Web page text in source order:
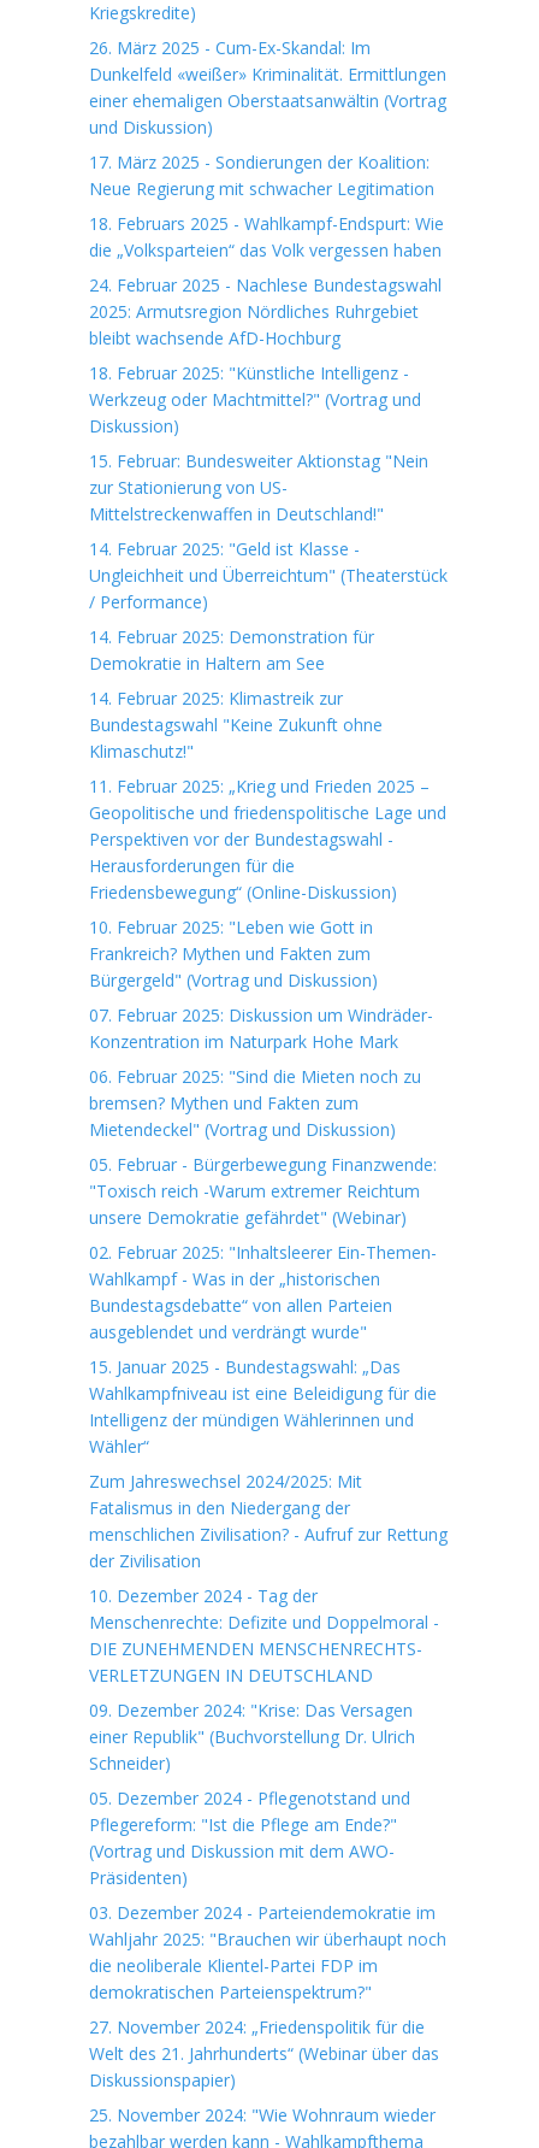
Kriegskredite)
26. März 2025 - Cum-Ex-Skandal: Im
Dunkelfeld «weißer» Kriminalität. Ermittlungen
einer ehemaligen Oberstaatsanwältin (Vortrag
und Diskussion)
17. März 2025 - Sondierungen der Koalition:
Neue Regierung mit schwacher Legitimation
18. Februars 2025 - Wahlkampf-Endspurt: Wie
die „Volksparteien“ das Volk vergessen haben
24. Februar 2025 - Nachlese Bundestagswahl
2025: Armutsregion Nördliches Ruhrgebiet
bleibt wachsende AfD-Hochburg
18. Februar 2025: "Künstliche Intelligenz -
Werkzeug oder Machtmittel?" (Vortrag und
Diskussion)
15. Februar: Bundesweiter Aktionstag "Nein
zur Stationierung von US-
Mittelstreckenwaffen in Deutschland!"
14. Februar 2025: "Geld ist Klasse -
Ungleichheit und Überreichtum" (Theaterstück
/ Performance)
14. Februar 2025: Demonstration für
Demokratie in Haltern am See
14. Februar 2025: Klimastreik zur
Bundestagswahl "Keine Zukunft ohne
Klimaschutz!"
11. Februar 2025: „Krieg und Frieden 2025 –
Geopolitische und friedenspolitische Lage und
Perspektiven vor der Bundestagswahl -
Herausforderungen für die
Friedensbewegung“ (Online-Diskussion)
10. Februar 2025: "Leben wie Gott in
Frankreich? Mythen und Fakten zum
Bürgergeld" (Vortrag und Diskussion)
07. Februar 2025: Diskussion um Windräder-
Konzentration im Naturpark Hohe Mark
06. Februar 2025: "Sind die Mieten noch zu
bremsen? Mythen und Fakten zum
Mietendeckel" (Vortrag und Diskussion)
05. Februar - Bürgerbewegung Finanzwende:
"Toxisch reich -Warum extremer Reichtum
unsere Demokratie gefährdet" (Webinar)
02. Februar 2025: "Inhaltsleerer Ein-Themen-
Wahlkampf - Was in der „historischen
Bundestagsdebatte“ von allen Parteien
ausgeblendet und verdrängt wurde"
15. Januar 2025 - Bundestagswahl: „Das
Wahlkampfniveau ist eine Beleidigung für die
Intelligenz der mündigen Wählerinnen und
Wähler“
Zum Jahreswechsel 2024/2025: Mit
Fatalismus in den Niedergang der
menschlichen Zivilisation? - Aufruf zur Rettung
der Zivilisation
10. Dezember 2024 - Tag der
Menschenrechte: Defizite und Doppelmoral -
DIE ZUNEHMENDEN MENSCHENRECHTS-
VERLETZUNGEN IN DEUTSCHLAND
09. Dezember 2024: "Krise: Das Versagen
einer Republik" (Buchvorstellung Dr. Ulrich
Schneider)
05. Dezember 2024 - Pflegenotstand und
Pflegereform: "Ist die Pflege am Ende?"
(Vortrag und Diskussion mit dem AWO-
Präsidenten)
03. Dezember 2024 - Parteiendemokratie im
Wahljahr 2025: "Brauchen wir überhaupt noch
die neoliberale Klientel-Partei FDP im
demokratischen Parteienspektrum?"
27. November 2024: „Friedenspolitik für die
Welt des 21. Jahrhunderts“ (Webinar über das
Diskussionspapier)
25. November 2024: "Wie Wohnraum wieder
bezahlbar werden kann - Wahlkampfthema